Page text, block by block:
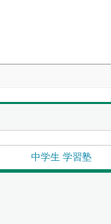
中学生 学習塾